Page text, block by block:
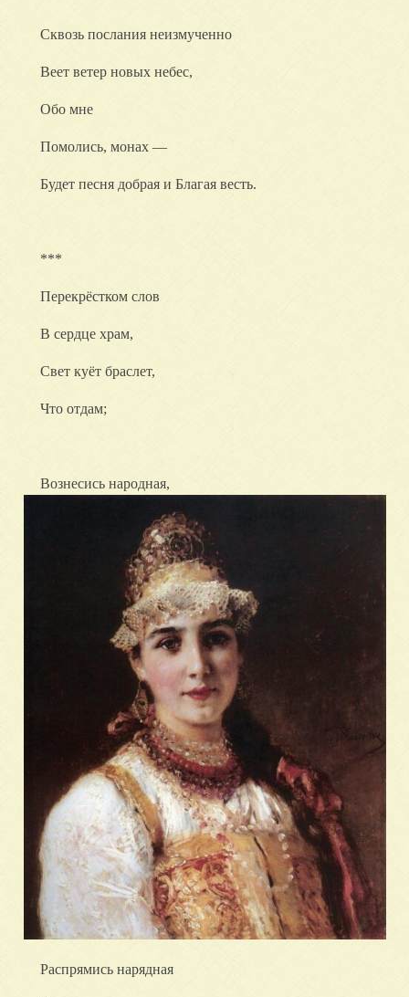
Сквозь послания неизмученно
Веет ветер новых небес,
Обо мне
Помолись, монах —
Будет песня добрая и Благая весть.
***
Перекрёстком слов
В сердце храм,
Свет куёт браслет,
Что отдам;
Вознесись народная,
Распрямись нарядная